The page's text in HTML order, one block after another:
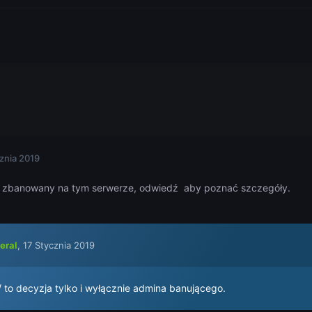
2019
zbanowany na tym serwerze, odwiedź aby poznać szczegóły.
, 17 Stycznia 2019
decyzja tylko i wyłącznie admina banującego.